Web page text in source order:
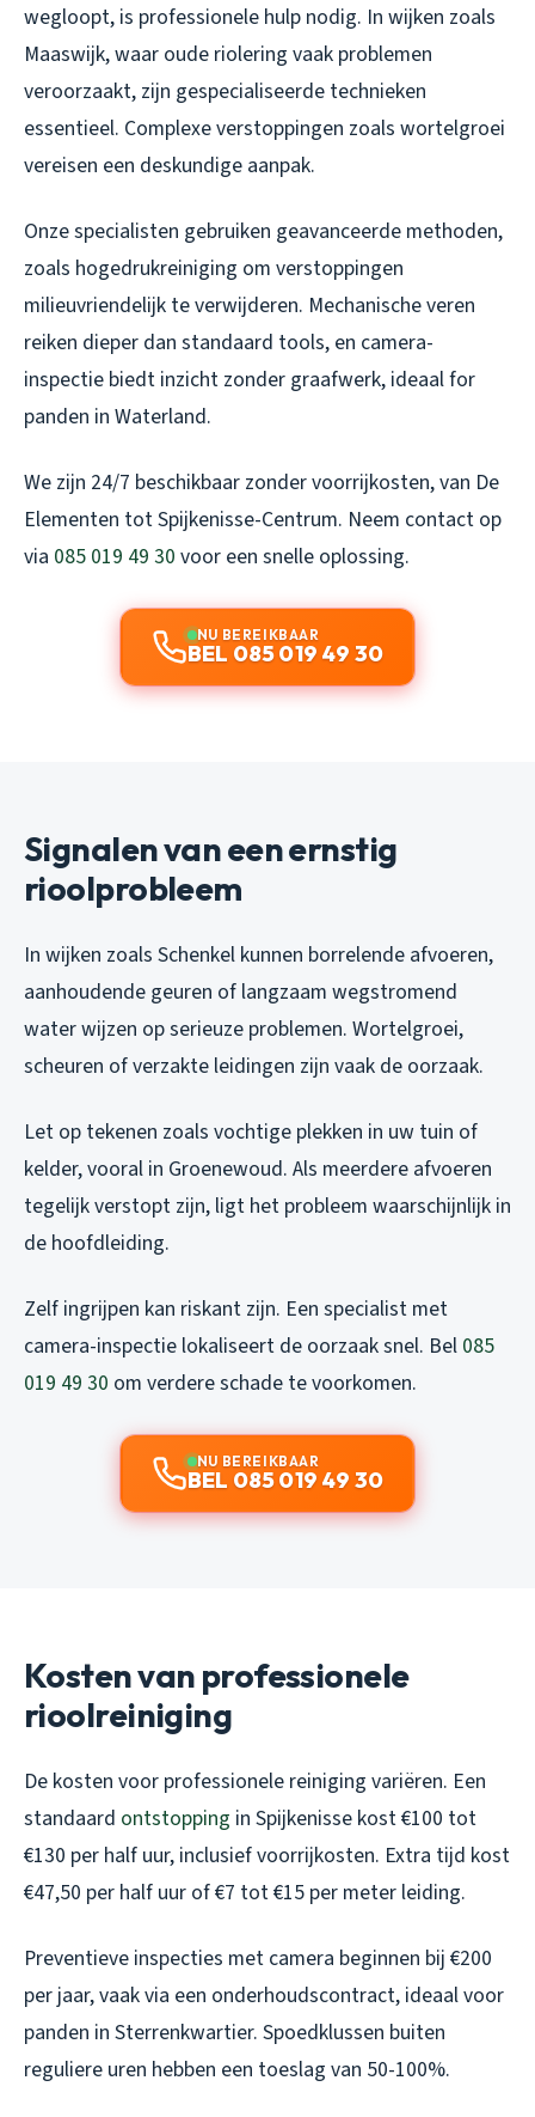
wegloopt, is professionele hulp nodig. In wijken zoals
Maaswijk, waar oude riolering vaak problemen
veroorzaakt, zijn gespecialiseerde technieken
essentieel. Complexe verstoppingen zoals wortelgroei
vereisen een deskundige aanpak.
Onze specialisten gebruiken geavanceerde methoden,
zoals hogedrukreiniging om verstoppingen
milieuvriendelijk te verwijderen. Mechanische veren
reiken dieper dan standaard tools, en camera-
inspectie biedt inzicht zonder graafwerk, ideaal for
panden in Waterland.
We zijn 24/7 beschikbaar zonder voorrijkosten, van De
Elementen tot Spijkenisse-Centrum. Neem contact op
via 085 019 49 30 voor een snelle oplossing.
NU BEREIKBAAR
BEL 085 019 49 30
Signalen van een ernstig
rioolprobleem
In wijken zoals Schenkel kunnen borrelende afvoeren,
aanhoudende geuren of langzaam wegstromend
water wijzen op serieuze problemen. Wortelgroei,
scheuren of verzakte leidingen zijn vaak de oorzaak.
Let op tekenen zoals vochtige plekken in uw tuin of
kelder, vooral in Groenewoud. Als meerdere afvoeren
tegelijk verstopt zijn, ligt het probleem waarschijnlijk in
de hoofdleiding.
Zelf ingrijpen kan riskant zijn. Een specialist met
camera-inspectie lokaliseert de oorzaak snel. Bel 085
019 49 30 om verdere schade te voorkomen.
NU BEREIKBAAR
BEL 085 019 49 30
Kosten van professionele
rioolreiniging
De kosten voor professionele reiniging variëren. Een
standaard ontstopping in Spijkenisse kost €100 tot
€130 per half uur, inclusief voorrijkosten. Extra tijd kost
€47,50 per half uur of €7 tot €15 per meter leiding.
Preventieve inspecties met camera beginnen bij €200
per jaar, vaak via een onderhoudscontract, ideaal voor
panden in Sterrenkwartier. Spoedklussen buiten
reguliere uren hebben een toeslag van 50-100%.